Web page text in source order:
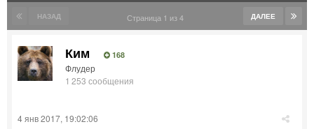
НАЗАД ДАЛЕЕ
Страница 1 из 4
Ким 168
Флудер
1 253 сообщения
4 янв 2017, 19:02:06